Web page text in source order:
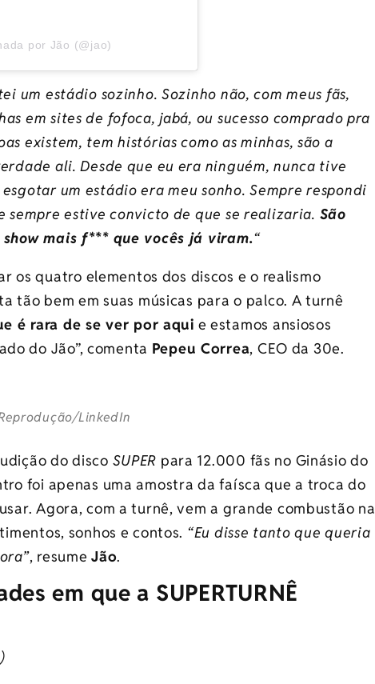
por Jão (@jao)
um estádio sozinho. Sozinho não, com meus fãs,
em sites de fofoca, jabá, ou sucesso comprado pra
existem, tem histórias como as minhas, são a
ali. Desde que eu era ninguém, nunca tive
um estádio era meu sonho. Sempre respondi
sempre estive convicto de que se realizaria. São
mais f***que vocês já viram.“
os quatro elementos dos discos e o realismo
tão bem em suas músicas para o palco. A turnê
é rara de se ver por aqui e estamos ansiosos
do Jão”, comenta Pepeu Correa, CEO da 30e.
LinkedIn
do disco SUPER para 12.000 fãs no Ginásio do
foi apenas uma amostra da faísca que a troca do
Agora, com a turnê, vem a grande combustão na
sonhos e contos. “Eu disse tanto que queria
, resumeJão.
em que a SUPERTURNÊ